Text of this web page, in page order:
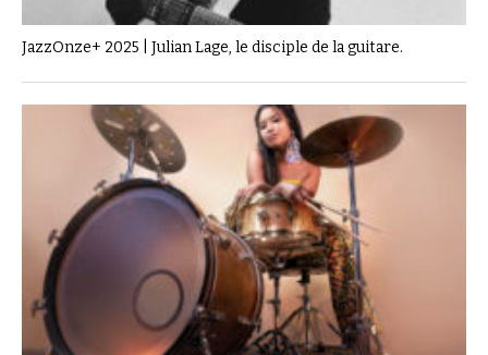
JazzOnze+ 2025 | Julian Lage, le disciple de la guitare.